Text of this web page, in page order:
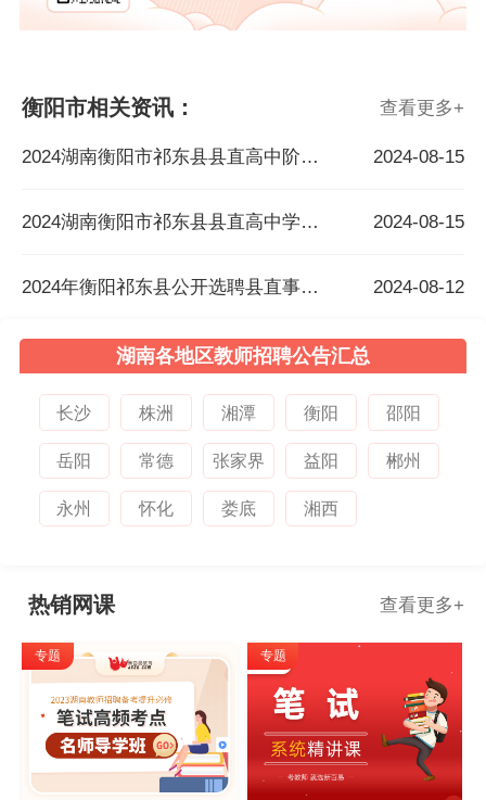
衡阳市相关资讯： 查看更多+
2024湖南衡阳市祁东县县直高中阶段学校选调高中紧缺学科教师15人简章 2024-08-15
2024湖南衡阳市祁东县县直高中学校初中部选调初中紧缺学科教师60人简章 2024-08-15
2024年衡阳祁东县公开选聘县直事业单位工作人员119人 2024-08-12
湖南各地区教师招聘公告汇总
长沙 株洲 湘潭 衡阳 邵阳
岳阳 常德 张家界 益阳 郴州
永州 怀化 娄底 湘西
热销网课 查看更多+
专题 专题